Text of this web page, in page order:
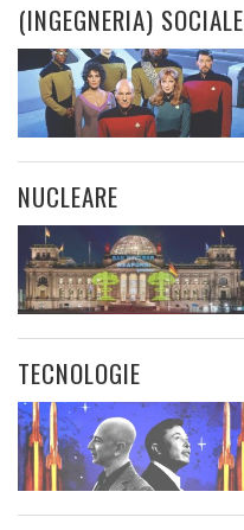
(INGEGNERIA) SOCIALE
NUCLEARE
TECNOLOGIE